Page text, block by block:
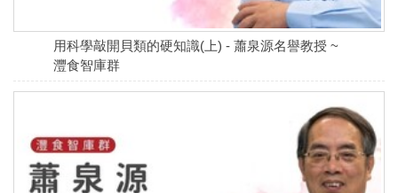
用科學敲開貝類的硬知識(上) - 蕭泉源名譽教授 ~
灃食智庫群